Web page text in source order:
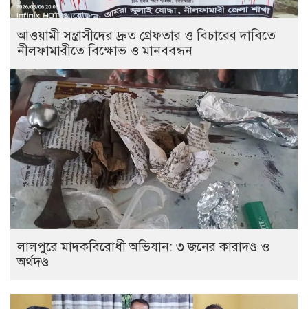
আওয়ামী সন্ত্রাসীদের দ্রুত গ্রেফতার ও বিচারের দাবিতে
নীলফামারীতে বিক্ষোভ ও মানববন্ধন
লালপুরে মাদকবিরোধী অভিযান: ৩ জনের কারাদণ্ড ও
অর্থদণ্ড